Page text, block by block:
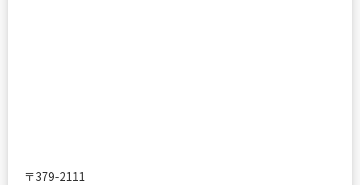
〒379-2111